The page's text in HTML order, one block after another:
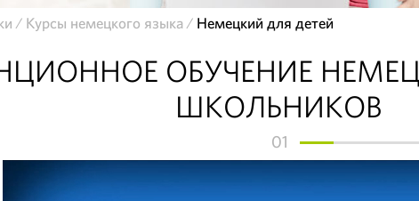
Курсы немецкого языка Немецкий для детей
ОБУЧЕНИЕ
ШКОЛЬНИКОВ
01